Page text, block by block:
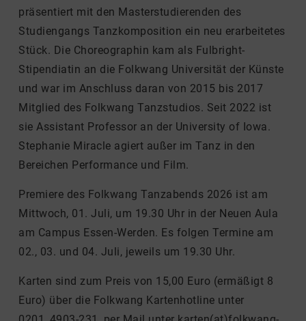
präsentiert mit den Masterstudierenden des
Studiengangs Tanzkomposition ein neu erarbeitetes
Stück. Die Choreographin kam als Fulbright-
Stipendiatin an die Folkwang Universität der Künste
und war im Anschluss daran von 2015 bis 2017
Mitglied des Folkwang Tanzstudios. Seit 2022 ist
sie Assistant Professor an der University of Iowa.
Stephanie Miracle agiert außer im Tanz in den
Bereichen Performance und Film.
Premiere des Folkwang Tanzabends 2026 ist am
Mittwoch, 01. Juli, um 19.30 Uhr in der Neuen Aula
am Campus Essen-Werden. Es folgen Termine am
02., 03. und 04. Juli, jeweils um 19.30 Uhr.
Karten sind zum Preis von 15,00 Euro (ermäßigt 8
Euro) über die Folkwang Kartenhotline unter